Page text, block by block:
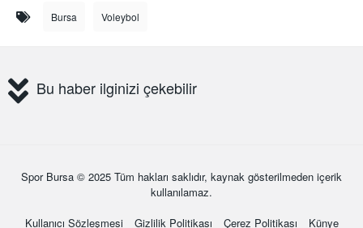
Bursa Voleybol
Bu haber ilginizi çekebilir
Spor Bursa © 2025 Tüm hakları saklıdır, kaynak gösterilmeden içerik
kullanılamaz.
Kullanıcı Sözleşmesi
Gizlilik Politikası Çerez Politikası Künye